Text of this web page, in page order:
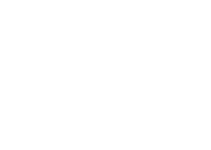
и удобство.
красива,
— выразительные
и универсальные.